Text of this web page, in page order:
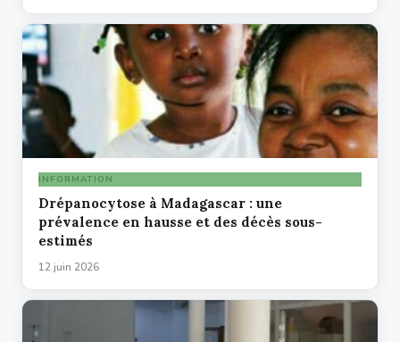
INFORMATION
Drépanocytose à Madagascar : une
prévalence en hausse et des décès sous-
estimés
12 juin 2026